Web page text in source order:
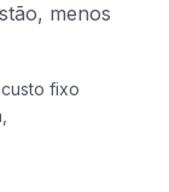
menos
fixo